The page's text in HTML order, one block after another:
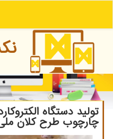
تولید دستگاه
چارچوب طرح كلان